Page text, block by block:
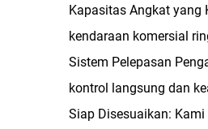
Kapasitas Angkat yang
kendaraan komersial
Sistem Pelepasan
kontrol langsung dan
Siap Disesuaikan: